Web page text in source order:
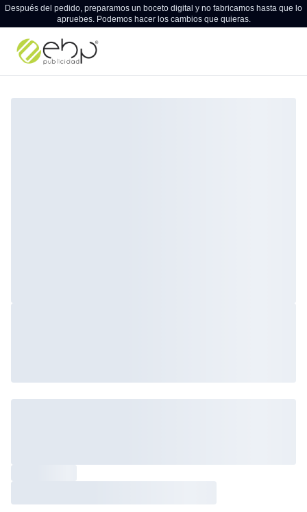
Después del pedido, preparamos un boceto digital y no fabricamos hasta que lo
apruebes. Podemos hacer los cambios que quieras.